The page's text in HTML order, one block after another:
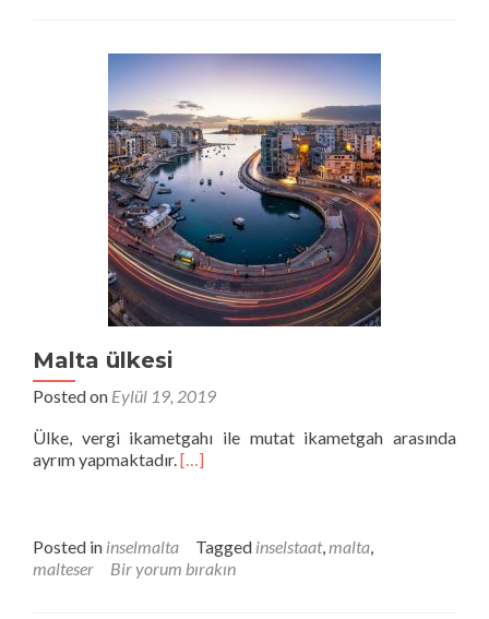
Blockchain
Teknolojisinin
Pazar
Üzerindeki
Etkisinin
Ortaya
Çıkarılması
Malta ülkesi
Posted on Eylül 19, 2019
Ülke, vergi ikametgahı ile mutat ikametgah arasında
ayrım yapmaktadır.[…]
Posted in inselmalta Tagged inselstaat,malta,
malteser
Bir yorum bırakın